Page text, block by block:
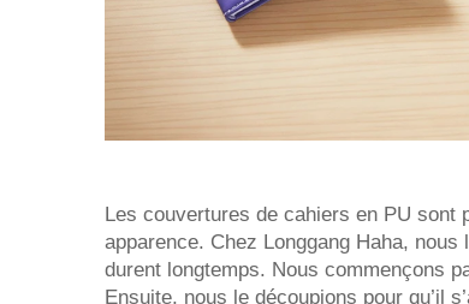
Les couvertures de cahiers en PU sont
apparence. Chez Longgang Haha,
durent longtemps. Nous commençons
Ensuite, nous le découpions pour qu’il